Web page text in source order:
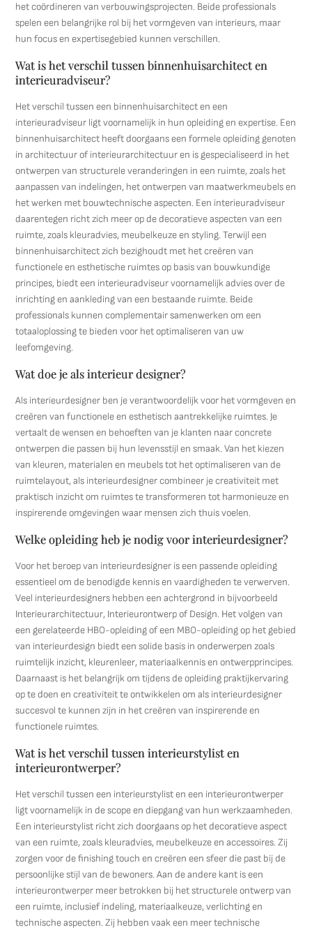
het coördineren van verbouwingsprojecten. Beide professionals
spelen een belangrijke rol bij het vormgeven van interieurs, maar
hun focus en expertisegebied kunnen verschillen.
Wat is het verschil tussen binnenhuisarchitect en
interieuradviseur?
Het verschil tussen een binnenhuisarchitect en een
interieuradviseur ligt voornamelijk in hun opleiding en expertise. Een
binnenhuisarchitect heeft doorgaans een formele opleiding genoten
in architectuur of interieurarchitectuur en is gespecialiseerd in het
ontwerpen van structurele veranderingen in een ruimte, zoals het
aanpassen van indelingen, het ontwerpen van maatwerkmeubels en
het werken met bouwtechnische aspecten. Een interieuradviseur
daarentegen richt zich meer op de decoratieve aspecten van een
ruimte, zoals kleuradvies, meubelkeuze en styling. Terwijl een
binnenhuisarchitect zich bezighoudt met het creëren van
functionele en esthetische ruimtes op basis van bouwkundige
principes, biedt een interieuradviseur voornamelijk advies over de
inrichting en aankleding van een bestaande ruimte. Beide
professionals kunnen complementair samenwerken om een
totaaloplossing te bieden voor het optimaliseren van uw
leefomgeving.
Wat doe je als interieur designer?
Als interieurdesigner ben je verantwoordelijk voor het vormgeven en
creëren van functionele en esthetisch aantrekkelijke ruimtes. Je
vertaalt de wensen en behoeften van je klanten naar concrete
ontwerpen die passen bij hun levensstijl en smaak. Van het kiezen
van kleuren, materialen en meubels tot het optimaliseren van de
ruimtelayout, als interieurdesigner combineer je creativiteit met
praktisch inzicht om ruimtes te transformeren tot harmonieuze en
inspirerende omgevingen waar mensen zich thuis voelen.
Welke opleiding heb je nodig voor interieurdesigner?
Voor het beroep van interieurdesigner is een passende opleiding
essentieel om de benodigde kennis en vaardigheden te verwerven.
Veel interieurdesigners hebben een achtergrond in bijvoorbeeld
Interieurarchitectuur, Interieurontwerp of Design. Het volgen van
een gerelateerde HBO-opleiding of een MBO-opleiding op het gebied
van interieurdesign biedt een solide basis in onderwerpen zoals
ruimtelijk inzicht, kleurenleer, materiaalkennis en ontwerpprincipes.
Daarnaast is het belangrijk om tijdens de opleiding praktijkervaring
op te doen en creativiteit te ontwikkelen om als interieurdesigner
succesvol te kunnen zijn in het creëren van inspirerende en
functionele ruimtes.
Wat is het verschil tussen interieurstylist en
interieurontwerper?
Het verschil tussen een interieurstylist en een interieurontwerper
ligt voornamelijk in de scope en diepgang van hun werkzaamheden.
Een interieurstylist richt zich doorgaans op het decoratieve aspect
van een ruimte, zoals kleuradvies, meubelkeuze en accessoires. Zij
zorgen voor de finishing touch en creëren een sfeer die past bij de
persoonlijke stijl van de bewoners. Aan de andere kant is een
interieurontwerper meer betrokken bij het structurele ontwerp van
een ruimte, inclusief indeling, materiaalkeuze, verlichting en
technische aspecten. Zij hebben vaak een meer technische